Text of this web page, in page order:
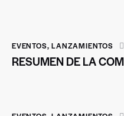
EVENTOS,LANZAMIENTOS
RESUMEN DE LA